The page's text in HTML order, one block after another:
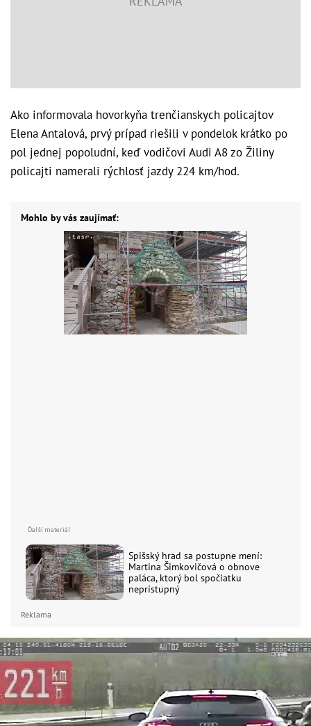
Ako informovala hovorkyňa trenčianskych policajtov
Elena Antalová, prvý prípad riešili v pondelok krátko po
pol jednej popoludní, keď vodičovi Audi A8 zo Žiliny
policajti namerali rýchlosť jazdy 224 km/hod.
Mohlo by vás zaujímať:
Spišský hrad sa postupne mení:
Martina Šimkovičová o obnove
paláca, ktorý bol spočiatku
neprístupný
Reklama